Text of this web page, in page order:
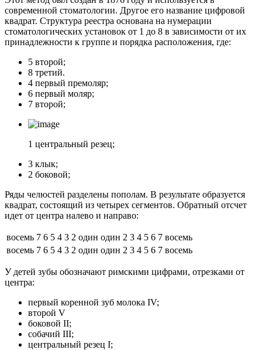
современной стоматологии. Другое его название цифровой
квадрат. Структура реестра основана на нумерации
стоматологических установок от 1 до 8 в зависимости от их
принадлежности к группе и порядка расположения, где:
5 второй;
8 третий.
4 первый премоляр;
6 первый моляр;
7 второй;
1 центральный резец;
3 клык;
2 боковой;
Ряды челюстей разделены пополам. В результате образуется
квадрат, состоящий из четырех сегментов. Обратный отсчет
идет от центра налево и направо:
восемь 7 6 5 4 3 2 один один 2 3 4 5 6 7 восемь
восемь 7 6 5 4 3 2 один один 2 3 4 5 6 7 восемь
У детей зубы обозначают римскими цифрами, отрезками от
центра:
первый коренной зуб молока IV;
второй V
боковой II;
собачий III;
центральный резец I;